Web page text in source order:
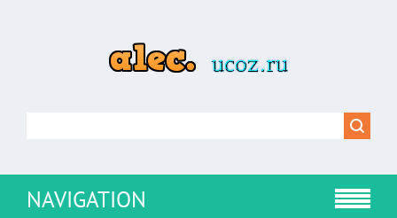
NAVIGATION